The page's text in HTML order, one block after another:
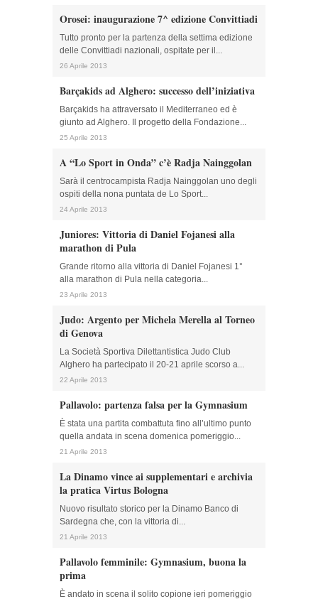
Orosei: inaugurazione 7^ edizione Convittiadi
Tutto pronto per la partenza della settima edizione
delle Convittiadi nazionali, ospitate per il...
26 Aprile 2013
Barçakids ad Alghero: successo dell’iniziativa
Barçakids ha attraversato il Mediterraneo ed è
giunto ad Alghero. Il progetto della Fondazione...
25 Aprile 2013
A “Lo Sport in Onda” c’è Radja Nainggolan
Sarà il centrocampista Radja Nainggolan uno degli
ospiti della nona puntata de Lo Sport...
24 Aprile 2013
Juniores: Vittoria di Daniel Fojanesi alla
marathon di Pula
Grande ritorno alla vittoria di Daniel Fojanesi 1°
alla marathon di Pula nella categoria...
23 Aprile 2013
Judo: Argento per Michela Merella al Torneo
di Genova
La Società Sportiva Dilettantistica Judo Club
Alghero ha partecipato il 20-21 aprile scorso a...
22 Aprile 2013
Pallavolo: partenza falsa per la Gymnasium
È stata una partita combattuta fino all’ultimo punto
quella andata in scena domenica pomeriggio...
21 Aprile 2013
La Dinamo vince ai supplementari e archivia
la pratica Virtus Bologna
Nuovo risultato storico per la Dinamo Banco di
Sardegna che, con la vittoria di...
21 Aprile 2013
Pallavolo femminile: Gymnasium, buona la
prima
È andato in scena il solito copione ieri pomeriggio